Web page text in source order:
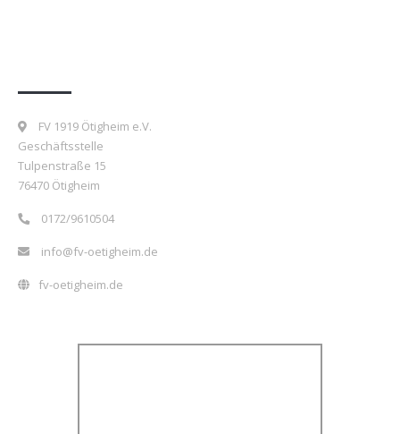
FV 1919 Ötigheim e.V.
Geschäftsstelle
Tulpenstraße 15
76470 Ötigheim
0172/9610504
info@fv-oetigheim.de
fv-oetigheim.de